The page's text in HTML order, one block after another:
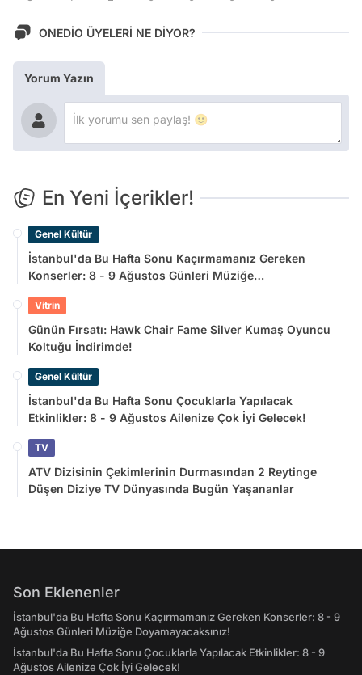
ONEDİO ÜYELERİ NE DİYOR?
Yorum Yazın
En Yeni İçerikler!
Genel Kültür
İstanbul'da Bu Hafta Sonu Kaçırmamanız Gereken
Konserler: 8 - 9 Ağustos Günleri Müziğe
Vitrin
Günün Fırsatı: Hawk Chair Fame Silver Kumaş Oyuncu
Koltuğu İndirimde!
Genel Kültür
İstanbul'da Bu Hafta Sonu Çocuklarla Yapılacak
Etkinlikler: 8 - 9 Ağustos Ailenize Çok İyi Gelecek!
TV
ATV Dizisinin Çekimlerinin Durmasından 2 Reytinge
Düşen Diziye TV Dünyasında Bugün Yaşananlar
Son Eklenenler
İstanbul'da Bu Hafta Sonu Kaçırmamanız Gereken Konserler: 8 - 9
Ağustos Günleri Müziğe Doyamayacaksınız!
İstanbul'da Bu Hafta Sonu Çocuklarla Yapılacak Etkinlikler: 8 - 9
Ağustos Ailenize Çok İyi Gelecek!